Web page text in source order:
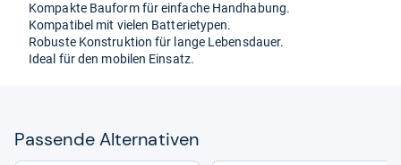
Kom­pakte Bau­form für ein­fa­che Hand­ha­bung.
Kom­pa­ti­bel mit vie­len Bat­te­rie­ty­pen.
Robuste Kon­struk­tion für lange Lebens­dauer.
Ideal für den mobi­len Ein­satz.
Pas­sende Alter­na­ti­ven